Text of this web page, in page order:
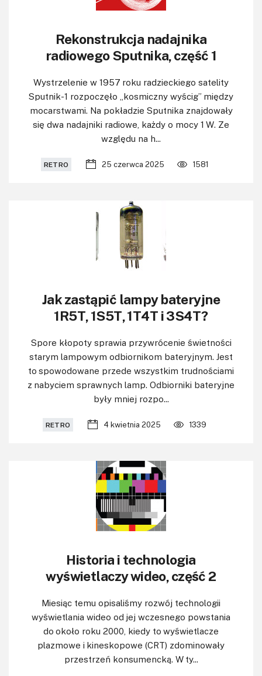
Rekonstrukcja nadajnika
radiowego Sputnika, część 1
Wystrzelenie w 1957 roku radzieckiego satelity
Sputnik-1 rozpoczęło „kosmiczny wyścig” między
mocarstwami. Na pokładzie Sputnika znajdowały
się dwa nadajniki radiowe, każdy o mocy 1 W. Ze
względu na h...
RETRO 25 czerwca 2025 1581
Jak zastąpić lampy bateryjne
1R5T, 1S5T, 1T4T i 3S4T?
Spore kłopoty sprawia przywrócenie świetności
starym lampowym odbiornikom bateryjnym. Jest
to spowodowane przede wszystkim trudnościami
z nabyciem sprawnych lamp. Odbiorniki bateryjne
były mniej rozpo...
RETRO 4 kwietnia 2025 1339
Historia i technologia
wyświetlaczy wideo, część 2
Miesiąc temu opisaliśmy rozwój technologii
wyświetlania wideo od jej wczesnego powstania
do około roku 2000, kiedy to wyświetlacze
plazmowe i kineskopowe (CRT) zdominowały
przestrzeń konsumencką. W ty...